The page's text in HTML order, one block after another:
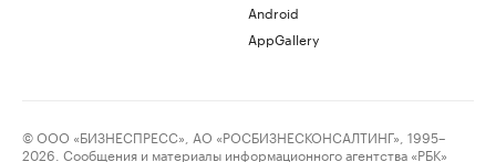
Android
AppGallery
© ООО «БИЗНЕСПРЕСС», АО «РОСБИЗНЕСКОНСАЛТИНГ», 1995–
2026. Сообщения и материалы информационного агентства «РБК»